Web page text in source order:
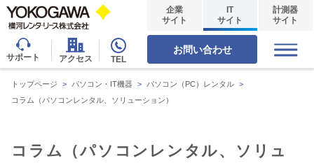
サポート アクセス TEL
企業
サイト
IT
サイト
計測器
サイト
お問い合わせ
トップページ > パソコン・IT機器 > パソコン（PC）レンタル >
コラム（パソコンレンタル、ソリューション）
コラム（パソコンレンタル、ソリュ